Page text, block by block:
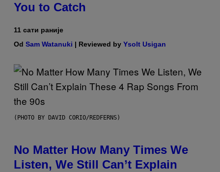
You to Catch
11 сати раније
Od Sam Watanuki | Reviewed by Ysolt Usigan
(PHOTO BY DAVID CORIO/REDFERNS)
No Matter How Many Times We
Listen, We Still Can’t Explain